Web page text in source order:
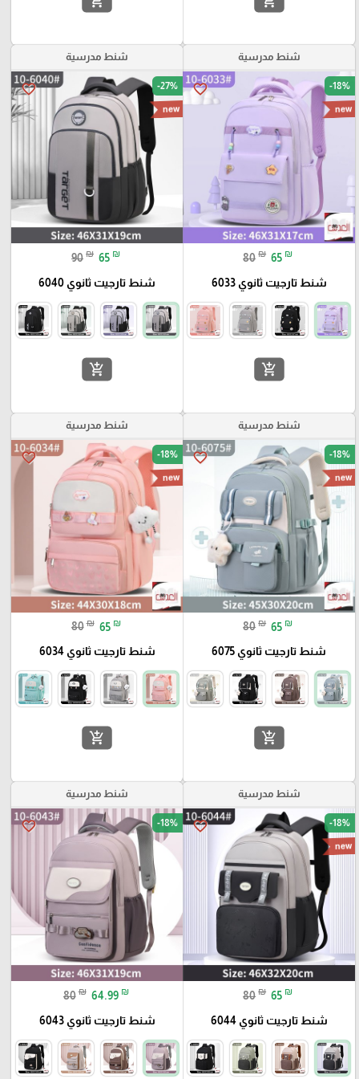
شنط مدرسية
favorite_border -18%
new
80 ₪ 65 ₪
شنط تارجيت ثانوي 6033
add_shopping_cart
شنط مدرسية
favorite_border -27%
new
90 ₪ 65 ₪
شنط تارجيت ثانوي 6040
add_shopping_cart
شنط مدرسية
favorite_border -18%
new
80 ₪ 65 ₪
شنط تارجيت ثانوي 6075
add_shopping_cart
شنط مدرسية
favorite_border -18%
new
80 ₪ 65 ₪
شنط تارجيت ثانوي 6034
add_shopping_cart
شنط مدرسية
favorite_border -18%
new
80 ₪ 65 ₪
شنط تارجيت ثانوي 6044
شنط مدرسية
favorite_border -18%
80 ₪ 64.99 ₪
شنط تارجيت ثانوي 6043